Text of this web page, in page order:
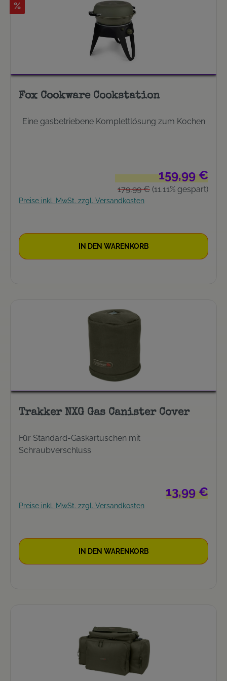
unterschiedlich großen Kanistern TECHNISCHE
(H) cm Außenmaterial: ABS Gewicht: ca 240 g
%
Fox Cookware Cookstation
Eine gasbetriebene Komplettlösung zum Kochen
Verkaufspreis:159,99 €
Regulärer Preis:
179,99 € (11.11% gespart)
Preise inkl. MwSt. zzgl. Versandkosten
IN DEN WARENKORB
Trakker NXG Gas Canister Cover
Für Standard-Gaskartuschen mit
Schraubverschluss
Regulärer
13,99 €
Preise inkl. MwSt. zzgl. Versandkosten
IN DEN WARENKORB